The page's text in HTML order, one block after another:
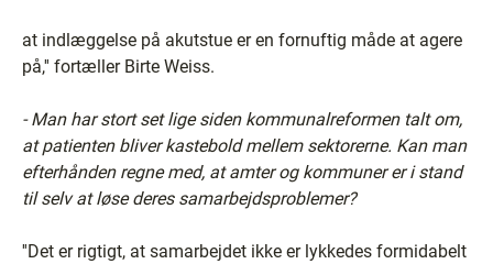
at indlæggelse på akutstue er en fornuftig måde at agere
på,'' fortæller Birte Weiss.
- Man har stort set lige siden kommunalreformen talt om,
at patienten bliver kastebold mellem sektorerne. Kan man
efterhånden regne med, at amter og kommuner er i stand
til selv at løse deres samarbejdsproblemer?
''Det er rigtigt, at samarbejdet ikke er lykkedes formidabelt